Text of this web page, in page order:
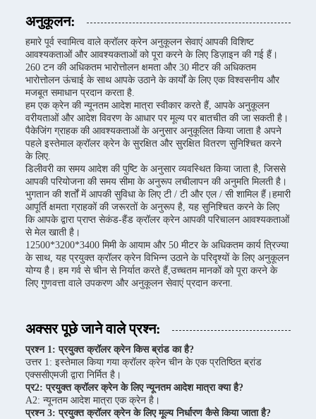
अनुकूलन:
हमारे पूर्व स्वामित्व वाले क्रॉलर क्रेन अनुकूलन सेवाएं आपकी विशिष्ट
आवश्यकताओं और आवश्यकताओं को पूरा करने के लिए डिज़ाइन की गई हैं।
260 टन की अधिकतम भारोत्तोलन क्षमता और 30 मीटर की अधिकतम
भारोत्तोलन ऊंचाई के साथ आपके उठाने के कार्यों के लिए एक विश्वसनीय और
मजबूत समाधान प्रदान करता है.
हम एक क्रेन की न्यूनतम आदेश मात्रा स्वीकार करते हैं, आपके अनुकूलन
वरीयताओं और आदेश विवरण के आधार पर मूल्य पर बातचीत की जा सकती है।
पैकेजिंग ग्राहक की आवश्यकताओं के अनुसार अनुकूलित किया जाता है अपने
पहले इस्तेमाल क्रॉलर क्रेन के सुरक्षित और सुरक्षित वितरण सुनिश्चित करने
के लिए.
डिलीवरी का समय आदेश की पुष्टि के अनुसार व्यवस्थित किया जाता है, जिससे
आपकी परियोजना की समय सीमा के अनुरूप लचीलापन की अनुमति मिलती है।
भुगतान की शर्तों में आपकी सुविधा के लिए टी / टी और एल / सी शामिल हैं।हमारी
आपूर्ति क्षमता ग्राहकों की जरूरतों के अनुरूप है, यह सुनिश्चित करने के लिए
कि आपके द्वारा प्राप्त सेकंड-हैंड क्रॉलर क्रेन आपकी परिचालन आवश्यकताओं
से मेल खाती है।
12500*3200*3400 मिमी के आयाम और 50 मीटर के अधिकतम कार्य त्रिज्या
के साथ, यह प्रयुक्त क्रॉलर क्रेन विभिन्न उठाने के परिदृश्यों के लिए अनुकूलन
योग्य है। हम गर्व से चीन से निर्यात करते हैं,उच्चतम मानकों को पूरा करने के
लिए गुणवत्ता वाले उपकरण और अनुकूलन सेवाएं प्रदान करना.
अक्सर पूछे जाने वाले प्रश्न:
प्रश्न 1: प्रयुक्त क्रॉलर क्रेन किस ब्रांड का है?
उत्तर 1: इस्तेमाल किया गया क्रॉलर क्रेन चीन के एक प्रतिष्ठित ब्रांड
एक्ससीएमजी द्वारा निर्मित है।
प्र2: प्रयुक्त क्रॉलर क्रेन के लिए न्यूनतम आदेश मात्रा क्या है?
A2: न्यूनतम आदेश मात्रा एक क्रेन है।
प्रश्न 3: प्रयुक्त क्रॉलर क्रेन के लिए मूल्य निर्धारण कैसे किया जाता है?